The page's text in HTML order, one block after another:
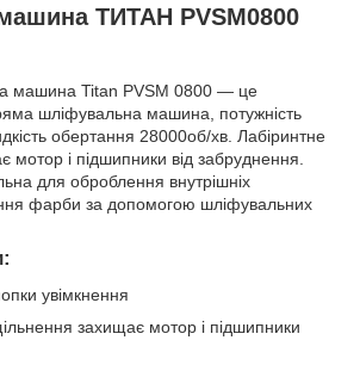
ТИТАН PVSM0800
машина Titan PVSM 0800 — це
шліфувальна машина, потужність
обертання 28000об/хв. Лабіринтне
мотор і підшипники від забруднення.
для оброблення внутрішніх
фарби за допомогою шліфувальних
увімкнення
захищає мотор і підшипники